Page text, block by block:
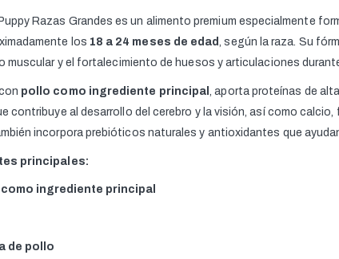
Razas Grandes es un alimento premium especialmente
los 18 a 24 meses de edad, según la raza. Su
muscular y el fortalecimiento de huesos y articulaciones
pollo como ingrediente principal, aporta proteínas de
contribuye al desarrollo del cerebro y la visión, así como
incorpora prebióticos naturales y antioxidantes que
principales:
como ingrediente principal
de pollo